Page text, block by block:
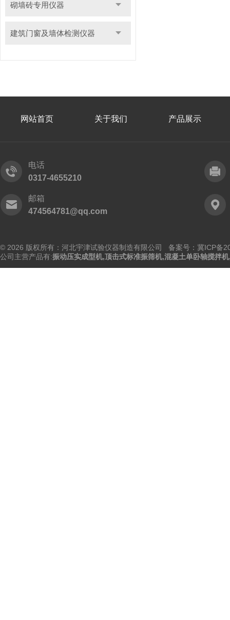
砌墙砖专用仪器
建筑门窗及墙体检测仪器
网站首页 关于我们 产品展示
电话
0317-4655210
邮箱
474564781@qq.com
© 2026 版权所有：河北宇津试验仪器制造有限公司 备案号：冀ICP备
公司主营产品有:振动压实成型机,顶击式标准振筛机,混凝土单卧轴搅拌机